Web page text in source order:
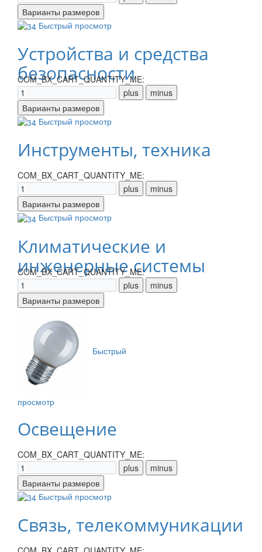
Быстрый просмотр
Устройства и средства
безопасности
COM_BX_CART_QUANTITY_ME:
Быстрый просмотр
Инструменты, техника
COM_BX_CART_QUANTITY_ME:
Быстрый просмотр
Климатические и
инженерные системы
COM_BX_CART_QUANTITY_ME:
Быстрый
просмотр
Освещение
COM_BX_CART_QUANTITY_ME:
Быстрый просмотр
Связь, телекоммуникации